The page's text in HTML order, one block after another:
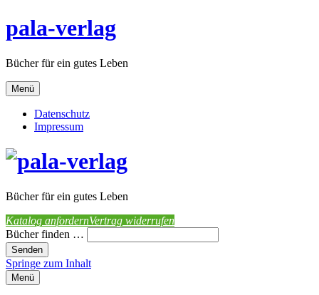
pala-verlag
Bücher für ein gutes Leben
Menü
Datenschutz
Impressum
Bücher für ein gutes Leben
Katalog anfordernVertrag widerrufen
Bücher finden …
Springe zum Inhalt
Menü